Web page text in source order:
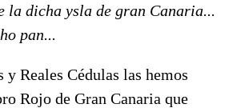
la dicha ysla de gran Canaria...
pan...
y Reales Cédulas las hemos
Rojo de Gran Canaria que